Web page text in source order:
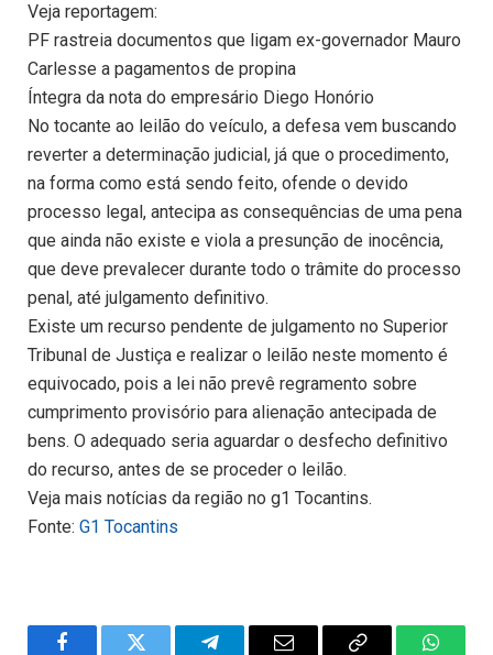
Veja reportagem:
PF rastreia documentos que ligam ex-governador Mauro
Carlesse a pagamentos de propina
Íntegra da nota do empresário Diego Honório
No tocante ao leilão do veículo, a defesa vem buscando
reverter a determinação judicial, já que o procedimento,
na forma como está sendo feito, ofende o devido
processo legal, antecipa as consequências de uma pena
que ainda não existe e viola a presunção de inocência,
que deve prevalecer durante todo o trâmite do processo
penal, até julgamento definitivo.
Existe um recurso pendente de julgamento no Superior
Tribunal de Justiça e realizar o leilão neste momento é
equivocado, pois a lei não prevê regramento sobre
cumprimento provisório para alienação antecipada de
bens. O adequado seria aguardar o desfecho definitivo
do recurso, antes de se proceder o leilão.
Veja mais notícias da região no g1 Tocantins.
Fonte: G1 Tocantins